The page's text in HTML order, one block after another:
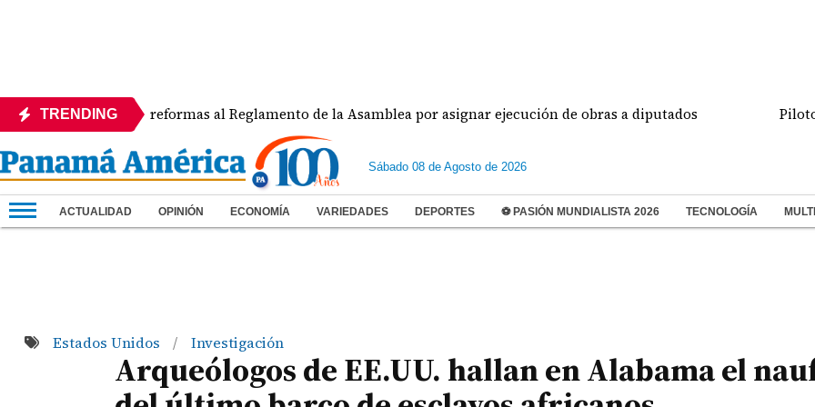
TRENDING
rechaza reformas al Reglamento de la Asamblea por asignar ejecución de obras a diputados Pilotos de
Sábado 08 de Agosto de 2026
ACTUALIDAD OPINIÓN ECONOMÍA VARIEDADES DEPORTES ⚽ PASIÓN MUNDIALISTA 2026 TECNOLOGÍA
Estados Unidos / Investigación
Arqueólogos de EE.UU. hallan en Alabama el